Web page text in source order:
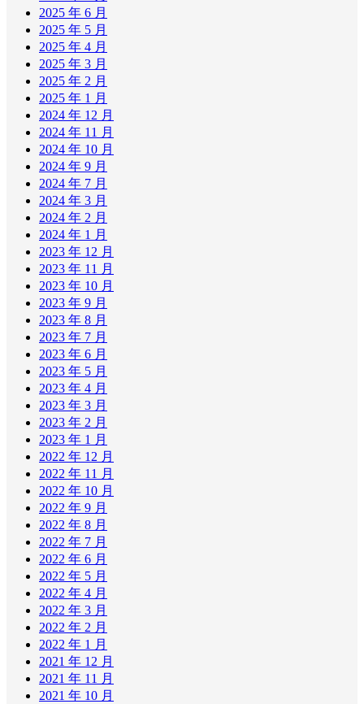
2025 年 6 月
2025 年 5 月
2025 年 4 月
2025 年 3 月
2025 年 2 月
2025 年 1 月
2024 年 12 月
2024 年 11 月
2024 年 10 月
2024 年 9 月
2024 年 7 月
2024 年 3 月
2024 年 2 月
2024 年 1 月
2023 年 12 月
2023 年 11 月
2023 年 10 月
2023 年 9 月
2023 年 8 月
2023 年 7 月
2023 年 6 月
2023 年 5 月
2023 年 4 月
2023 年 3 月
2023 年 2 月
2023 年 1 月
2022 年 12 月
2022 年 11 月
2022 年 10 月
2022 年 9 月
2022 年 8 月
2022 年 7 月
2022 年 6 月
2022 年 5 月
2022 年 4 月
2022 年 3 月
2022 年 2 月
2022 年 1 月
2021 年 12 月
2021 年 11 月
2021 年 10 月